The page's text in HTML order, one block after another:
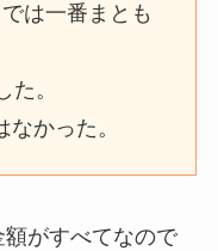
は一番まとも
た。
かった。
がすべてなので